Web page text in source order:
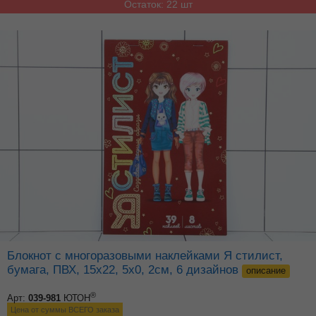
Остаток: 22 шт
Блокнот с многоразовыми наклейками Я стилист,
бумага, ПВХ, 15х22, 5х0, 2см, 6 дизайнов
описание
Арт: 039-981 ЮТОН®
Цена от суммы ВСЕГО заказа